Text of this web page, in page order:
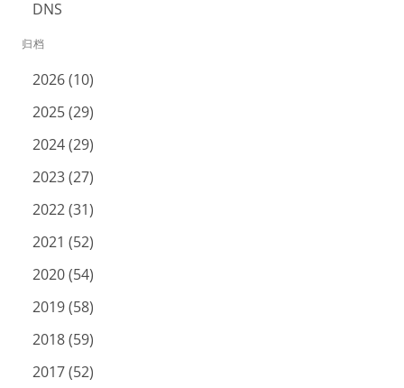
DNS
归档
2026 (10)
2025 (29)
2024 (29)
2023 (27)
2022 (31)
2021 (52)
2020 (54)
2019 (58)
2018 (59)
2017 (52)